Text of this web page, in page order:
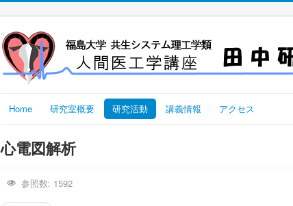
Home 研究室概要 研究活動 講義情報 アクセス
心電図解析
参照数: 1592